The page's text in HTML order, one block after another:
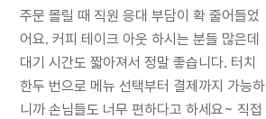
주문 몰릴 때 직원 응대 부담이 확 줄어들었
어요. 커피 테이크 아웃 하시는 분들 많은데
대기 시간도 짧아져서 정말 좋습니다. 터치
한두 번으로 메뉴 선택부터 결제까지 가능하
니까 손님들도 너무 편하다고 하세요~ 직접